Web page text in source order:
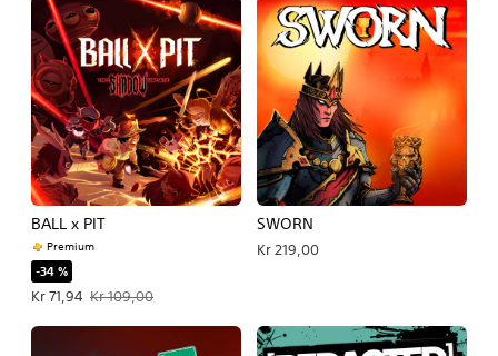
BALL x PIT
Premium
-34 %
Kr 71,94
Tilbudspris Kr 71,94. Oprindelig pris Kr 109,00.
Kr 109,00
SWORN
Kr 219,00